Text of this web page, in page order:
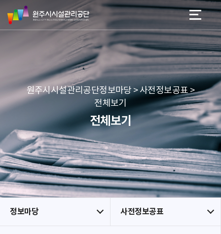
네
본문 바로가기
메뉴 바로가기
원
주
시
리
공
단
원주시시설관리공단정보마당 > 사전정보공표 >
전체보기
전체보기
정보마당 사전정보공표